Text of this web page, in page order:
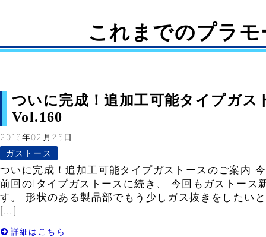
これまでのプラ
ついに完成！追加工可能タイプガス
Vol.160
2016年02月25日
ガストース
ついに完成！追加工可能タイプガストースのご案内
前回のIタイプガストースに続き、 今回もガストース
す。 形状のある製品部でもう少しガス抜きをしたい
[…]
詳細はこちら